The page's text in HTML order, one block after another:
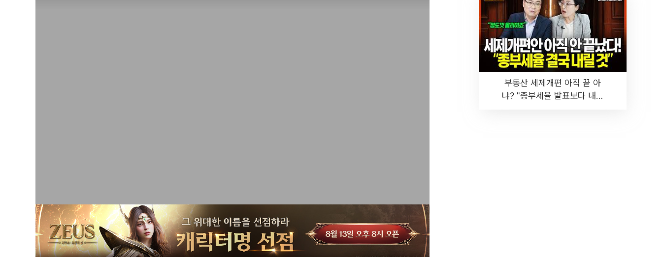
부동산 세제개편 아직 끝 아
냐? "종부세율 발표보다 내릴